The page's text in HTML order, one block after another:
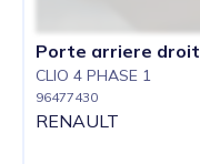
Porte arriere droit
CLIO 4 PHASE 1
96477430
RENAULT